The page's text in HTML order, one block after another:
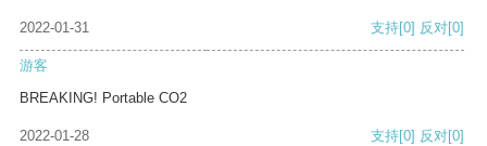
2022-01-31 支持[0] 反对[0]
游客
BREAKING! Portable CO2
2022-01-28 支持[0] 反对[0]